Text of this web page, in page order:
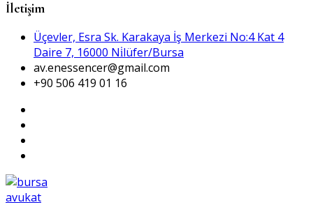
İletişim
Üçevler, Esra Sk. Karakaya İş Merkezi No:4 Kat 4
Daire 7, 16000 Ni̇lüfer/Bursa
av.enessencer@gmail.com
+90 506 419 01 16